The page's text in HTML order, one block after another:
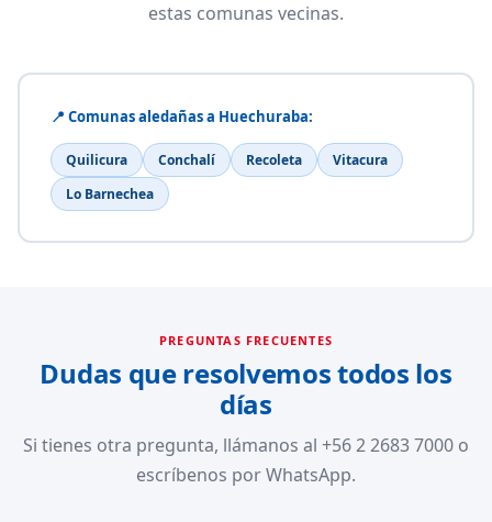
estas comunas vecinas.
📍 Comunas aledañas a Huechuraba:
Quilicura Conchalí Recoleta
Vitacura
Lo Barnechea
PREGUNTAS FRECUENTES
Dudas que resolvemos todos los
días
Si tienes otra pregunta, llámanos al +56 2 2683 7000 o
escríbenos por WhatsApp.